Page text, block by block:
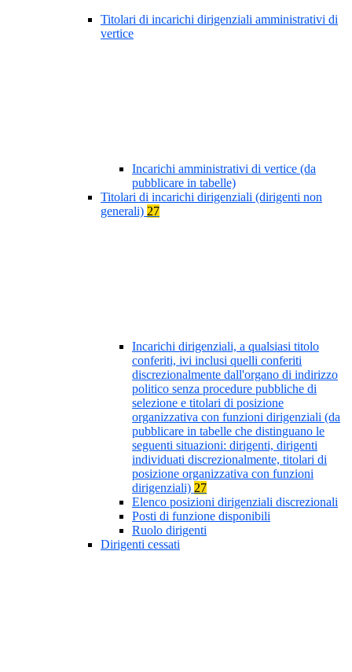
Titolari di incarichi dirigenziali amministrativi di
vertice
Incarichi amministrativi di vertice (da
pubblicare in tabelle)
Titolari di incarichi dirigenziali (dirigenti non
generali) 27
Incarichi dirigenziali, a qualsiasi titolo
conferiti, ivi inclusi quelli conferiti
discrezionalmente dall'organo di indirizzo
politico senza procedure pubbliche di
selezione e titolari di posizione
organizzativa con funzioni dirigenziali (da
pubblicare in tabelle che distinguano le
seguenti situazioni: dirigenti, dirigenti
individuati discrezionalmente, titolari di
posizione organizzativa con funzioni
dirigenziali) 27
Elenco posizioni dirigenziali discrezionali
Posti di funzione disponibili
Ruolo dirigenti
Dirigenti cessati